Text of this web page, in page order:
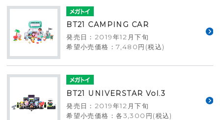
BT21 CAMPING CAR
発売日：2019年12月下旬
希望小売価格：7,480円(税込)
BT21 UNIVERSTAR Vol.3
発売日：2019年12月下旬
希望小売価格：各3,300円(税込)